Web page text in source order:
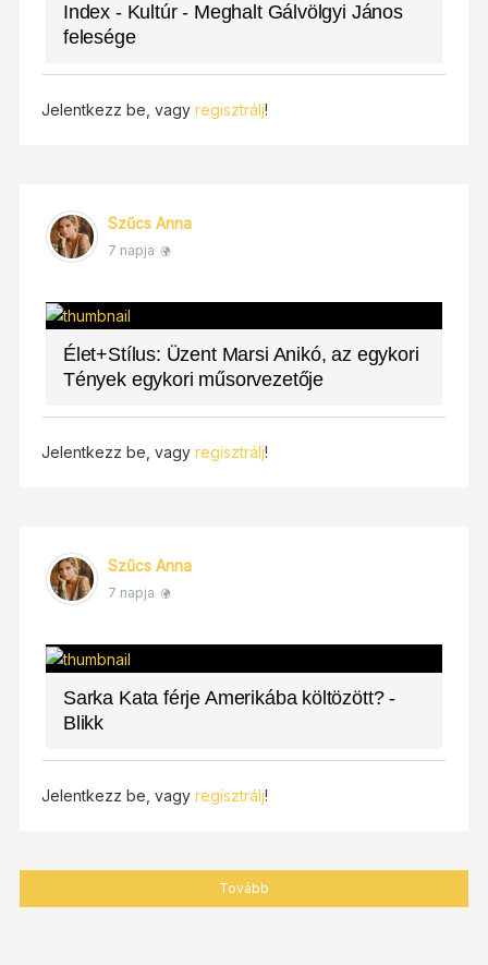
Index - Kultúr - Meghalt Gálvölgyi János
felesége
Jelentkezz be, vagy regisztrálj!
Szűcs Anna
7 napja
Élet+Stílus: Üzent Marsi Anikó, az egykori
Tények egykori műsorvezetője
Jelentkezz be, vagy regisztrálj!
Szűcs Anna
7 napja
Sarka Kata férje Amerikába költözött? -
Blikk
Jelentkezz be, vagy regisztrálj!
Tovább